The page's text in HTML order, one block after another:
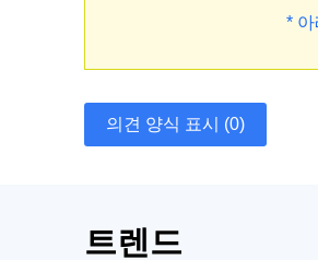
*
의견 양식 표시 (0)
트렌드